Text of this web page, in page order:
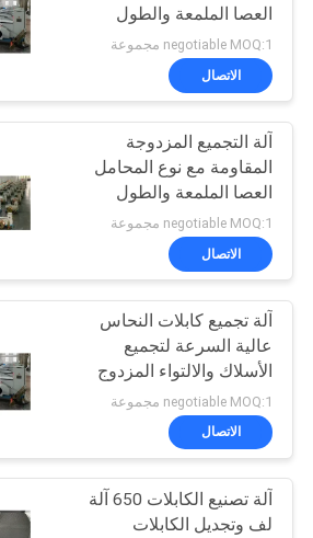
PRIVACY
POLICY
التواء
كابل آلة التواء
28
سلك آلة الطارد
70
العصا الملمعة والطول
القابل للتعديل لإنتاج
الأسلاك المتقطعة
negotiable MOQ:1 مجموعة
الاتصال
آلة التجميع المزدوجة
المقاومة مع نوع المحامل
العصا الملمعة والطول
القابل للتعديل لإنتاج
الأسلاك المتقطعة
negotiable MOQ:1 مجموعة
الاتصال
آلة تجميع كابلات النحاس
عالية السرعة لتجميع
الأسلاك والالتواء المزدوج
negotiable MOQ:1 مجموعة
الاتصال
آلة تصنيع الكابلات 650 آلة
لف وتجديل الكابلات